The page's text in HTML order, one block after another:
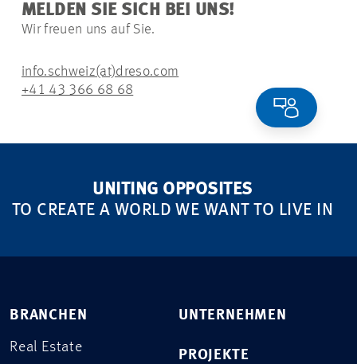
MELDEN SIE SICH BEI UNS!
Wir freuen uns auf Sie.
info.schweiz(at)dreso.com
+41 43 366 68 68
UNITING OPPOSITES
TO CREATE A WORLD WE WANT TO LIVE IN
BRANCHEN
Real Estate
UNTERNEHMEN
PROJEKTE